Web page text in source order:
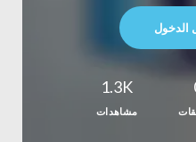
الدخول
1.3K
مشاهدات